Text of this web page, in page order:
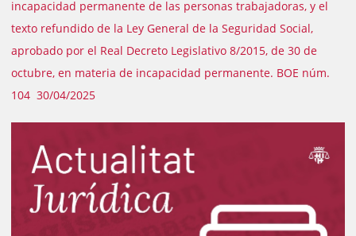
incapacidad permanente de las personas trabajadoras, y el
texto refundido de la Ley General de la Seguridad Social,
aprobado por el Real Decreto Legislativo 8/2015, de 30 de
octubre, en materia de incapacidad permanente. BOE núm.
104 30/04/2025